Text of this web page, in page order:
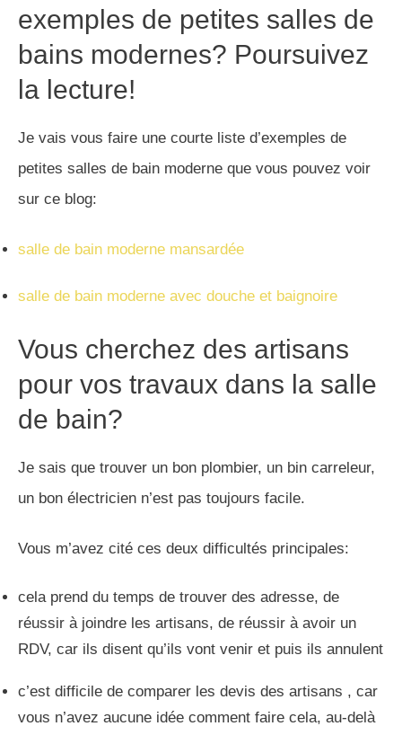
exemples de petites salles de
bains modernes? Poursuivez
la lecture!
Je vais vous faire une courte liste d’exemples de
petites salles de bain moderne que vous pouvez voir
sur ce blog:
salle de bain moderne mansardée
salle de bain moderne avec douche et baignoire
Vous cherchez des artisans
pour vos travaux dans la salle
de bain?
Je sais que trouver un bon plombier, un bin carreleur,
un bon électricien n’est pas toujours facile.
Vous m’avez cité ces deux difficultés principales:
cela prend du temps de trouver des adresse, de
réussir à joindre les artisans, de réussir à avoir un
RDV, car ils disent qu’ils vont venir et puis ils annulent
c’est difficile de comparer les devis des artisans , car
vous n’avez aucune idée comment faire cela, au-delà